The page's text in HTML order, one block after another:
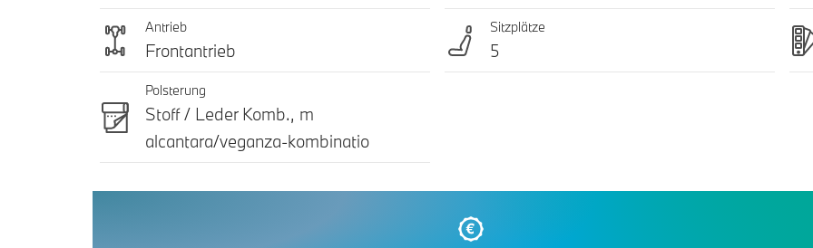
Antrieb
Frontantrieb
Sitzplätze
5
Polsterung
Stoff / Leder Komb., m
alcantara/veganza-kombinatio